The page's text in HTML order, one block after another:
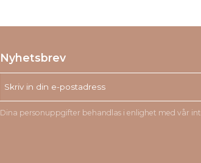
Nyhetsbrev
Dina personuppgifter behandlas i enlighet med vår